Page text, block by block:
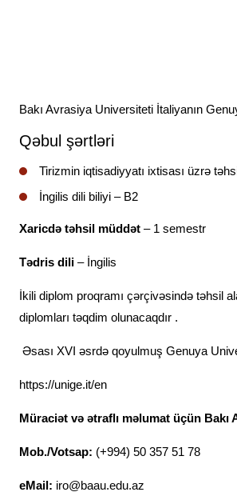
Bakı Avrasiya Universiteti İtaliyanın
Qəbul şərtləri
Tirizmin iqtisadiyyatı ixtisası üzrə
İngilis dili biliyi – B2
Xaricdə təhsil müddət – 1 semestr
Tədris dili – İngilis
İkili diplom proqramı çərçivəsində təhsil
diplomları təqdim olunacaqdır .
Əsası XVI əsrdə qoyulmuş Genuya
https://unige.it/en
Müraciət və ətraflı məlumat üçün
Mob./Votsap: (+994) 50 357 51 78
eMail: iro@baau.edu.az